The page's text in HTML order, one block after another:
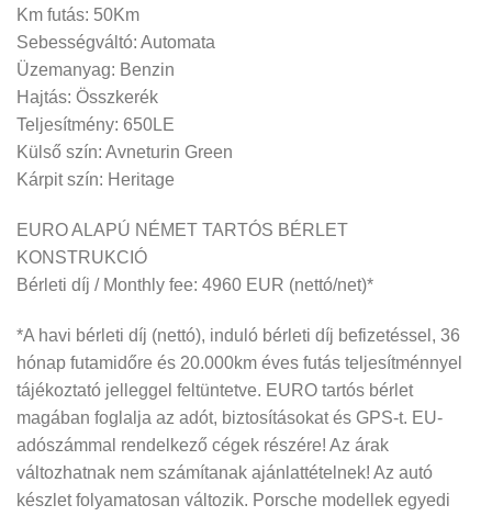
Km futás: 50Km
Sebességváltó: Automata
Üzemanyag: Benzin
Hajtás: Összkerék
Teljesítmény: 650LE
Külső szín: Avneturin Green
Kárpit szín: Heritage
EURO ALAPÚ NÉMET TARTÓS BÉRLET
KONSTRUKCIÓ
Bérleti díj / Monthly fee: 4960 EUR (nettó/net)*
*A havi bérleti díj (nettó), induló bérleti díj befizetéssel, 36
hónap futamidőre és 20.000km éves futás teljesítménnyel
tájékoztató jelleggel feltüntetve. EURO tartós bérlet
magában foglalja az adót, biztosításokat és GPS-t. EU-
adószámmal rendelkező cégek részére! Az árak
változhatnak nem számítanak ajánlattételnek! Az autó
készlet folyamatosan változik. Porsche modellek egyedi